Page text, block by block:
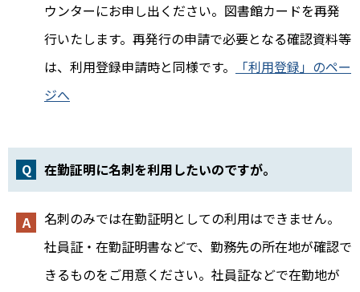
ウンターにお申し出ください。図書館カードを再発
行いたします。再発行の申請で必要となる確認資料等
は、利用登録申請時と同様です。
「利用登録」のペー
ジへ
在勤証明に名刺を利用したいのですが。
名刺のみでは在勤証明としての利用はできません。
社員証・在勤証明書などで、勤務先の所在地が確認で
きるものをご用意ください。社員証などで在勤地が